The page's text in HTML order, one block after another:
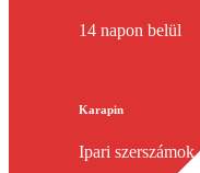
14 napon belül
Karapin
Ipari szerszámok